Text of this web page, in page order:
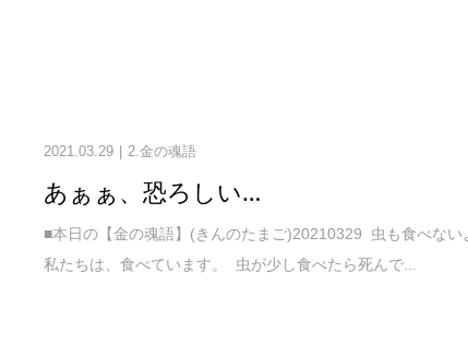
2021.03.29 2.金の魂語
あぁぁ、恐ろしい…
■本日の【金の魂語】(きんのたまご)20210329 虫も食べない
私たちは、食べています。 虫が少し食べたら死んで...